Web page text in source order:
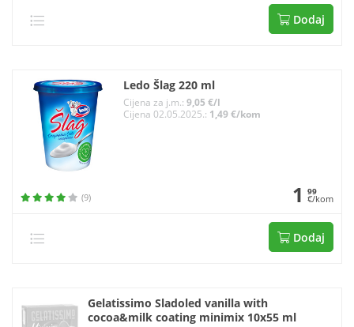
Dodaj
Ledo Šlag 220 ml
Cijena za j.m.: 9,05 €/l
Cijena 02.05.2025.: 1,49 €/kom
(9) 1 99
€/kom
Dodaj
Gelatissimo Sladoled vanilla with
cocoa&milk coating minimix 10x55 ml